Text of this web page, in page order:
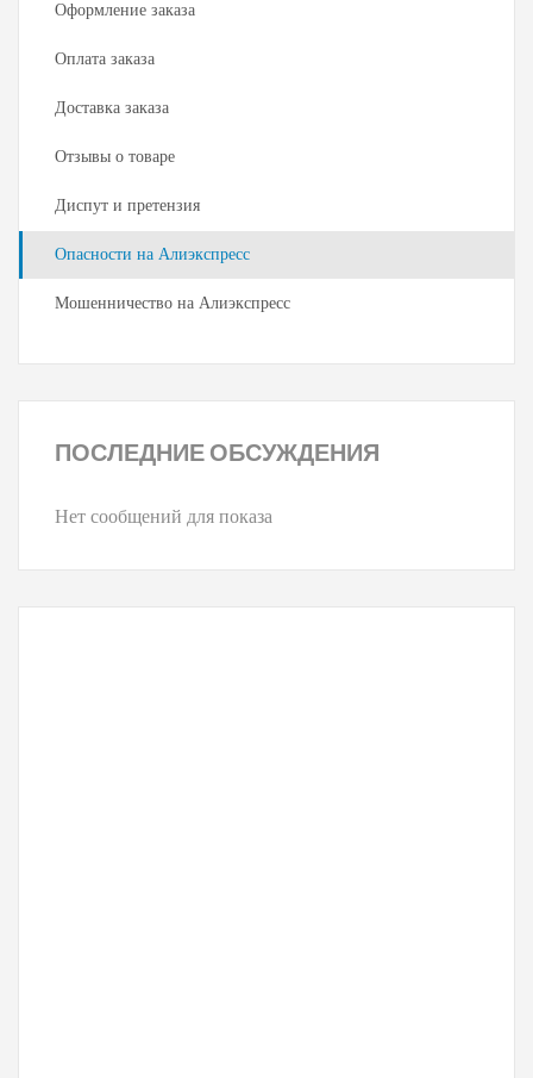
Оформление заказа
Оплата заказа
Доставка заказа
Отзывы о товаре
Диспут и претензия
Опасности на Алиэкспресс
Мошенничество на Алиэкспресс
ПОСЛЕДНИЕ ОБСУЖДЕНИЯ
Нет сообщений для показа